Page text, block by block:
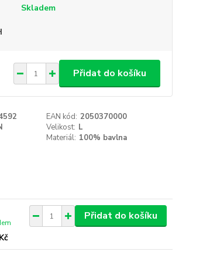
Skladem
Přidat do košíku
EAN kód: 2050370000
Velikost: L
Materiál: 100% bavlna
Přidat do košíku